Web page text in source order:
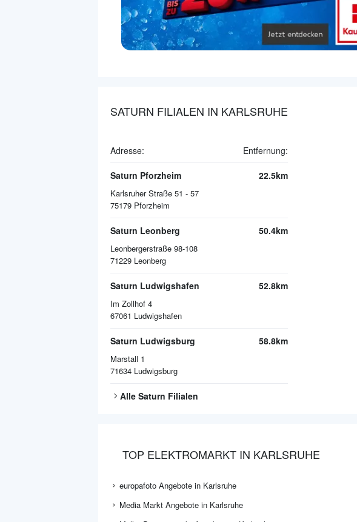
SATURN FILIALEN IN KARLSRUHE
Adresse: Entfernung:
Saturn Pforzheim
Karlsruher Straße 51 - 57
75179 Pforzheim
22.5km
Saturn Leonberg
Leonbergerstraße 98-108
71229 Leonberg
50.4km
Saturn Ludwigshafen
Im Zollhof 4
67061 Ludwigshafen
52.8km
Saturn Ludwigsburg
Marstall 1
71634 Ludwigsburg
58.8km
Alle Saturn Filialen
TOP ELEKTROMARKT IN KARLSRUHE
europafoto Angebote in Karlsruhe
Media Markt Angebote in Karlsruhe